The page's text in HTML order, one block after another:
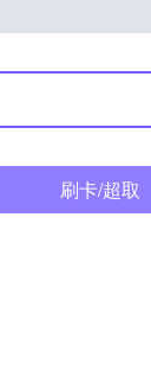
刷卡/超取